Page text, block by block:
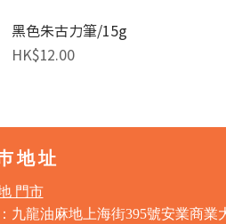
黑色朱古力筆/15g
價格
HK$12.00
地址
門市
九龍油麻地上海街395號安業商業